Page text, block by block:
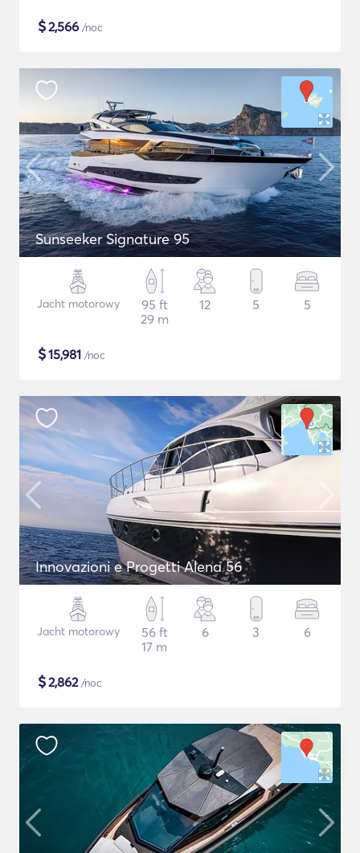
$2,566 /noc
Sunseeker Signature 95
Jacht motorowy
95 ft
29 m
12 5 5
$15,981 /noc
Innovazioni e Progetti Alena 56
Jacht motorowy
56 ft
17 m
6 3 6
$2,862/noc